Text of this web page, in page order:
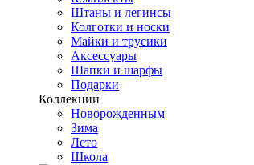
Штаны и легинсы
Колготки и носки
Майки и трусики
Аксессуары
Шапки и шарфы
Подарки
Коллекции
Новорожденным
Зима
Лето
Школа